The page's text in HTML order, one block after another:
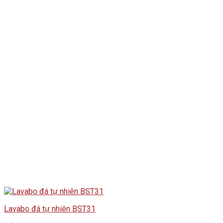
Lavabo đá tự nhiên BST31